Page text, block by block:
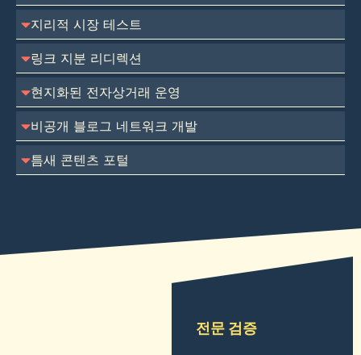
지리적 시장 테스트
링크 지분 리디렉션
현지화된 전자상거래 운영
비공개 블로그 네트워크 개발
틈새 콘텐츠 포털
전문 검증